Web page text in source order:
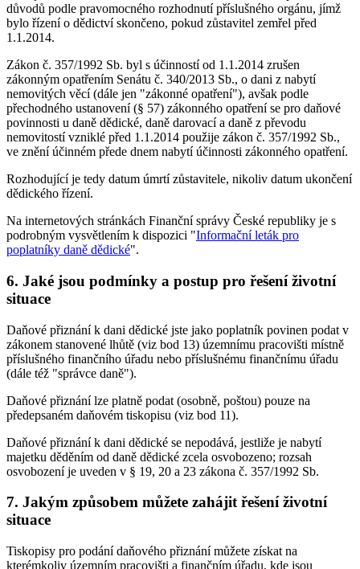
důvodů podle pravomocného rozhodnutí příslušného orgánu, jímž
bylo řízení o dědictví skončeno, pokud zůstavitel zemřel před
1.1.2014.
Zákon č. 357/1992 Sb. byl s účinností od 1.1.2014 zrušen
zákonným opatřením Senátu č. 340/2013 Sb., o dani z nabytí
nemovitých věcí (dále jen "zákonné opatření"), avšak podle
přechodného ustanovení (§ 57) zákonného opatření se pro daňové
povinnosti u daně dědické, daně darovací a daně z převodu
nemovitostí vzniklé před 1.1.2014 použije zákon č. 357/1992 Sb.,
ve znění účinném přede dnem nabytí účinnosti zákonného opatření.
Rozhodující je tedy datum úmrtí zůstavitele, nikoliv datum ukončení
dědického řízení.
Na internetových stránkách Finanční správy České republiky je s
podrobným vysvětlením k dispozici "Informační leták pro
poplatníky daně dědické".
6. Jaké jsou podmínky a postup pro řešení životní
situace
Daňové přiznání k dani dědické jste jako poplatník povinen podat v
zákonem stanovené lhůtě (viz bod 13) územnímu pracovišti místně
příslušného finančního úřadu nebo příslušnému finančnímu úřadu
(dále též "správce daně").
Daňové přiznání lze platně podat (osobně, poštou) pouze na
předepsaném daňovém tiskopisu (viz bod 11).
Daňové přiznání k dani dědické se nepodává, jestliže je nabytí
majetku děděním od daně dědické zcela osvobozeno; rozsah
osvobození je uveden v § 19, 20 a 23 zákona č. 357/1992 Sb.
7. Jakým způsobem můžete zahájit řešení životní
situace
Tiskopisy pro podání daňového přiznání můžete získat na
kterémkoliv územním pracovišti a finančním úřadu, kde jsou